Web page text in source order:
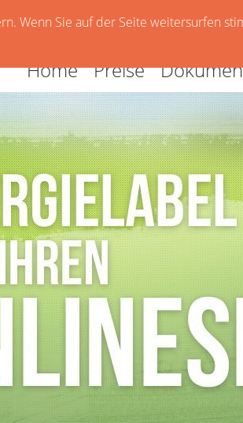
Wenn Sie auf der Seite weitersurfen
Home Preise